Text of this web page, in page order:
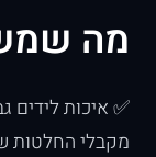
מה
✅ איכות לידים
מקבלי החלטות